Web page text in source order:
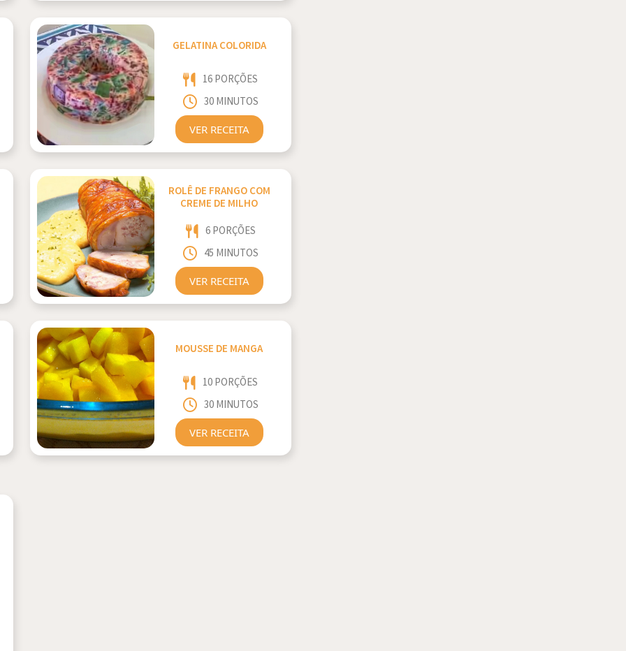
GELATINA COLORIDA
16 PORÇÕES
30 MINUTOS
VER RECEITA
ROLÊ DE FRANGO COM
CREME DE MILHO
6 PORÇÕES
45 MINUTOS
VER RECEITA
MOUSSE DE MANGA
10 PORÇÕES
30 MINUTOS
VER RECEITA